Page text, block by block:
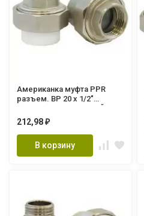
Американка муфта PPR
разъем. ВР 20 х 1/2"
212,98 ₽
В корзину